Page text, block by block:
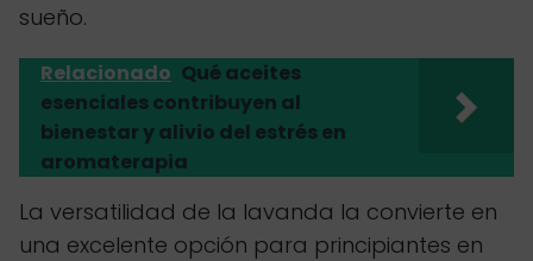
sueño.
Relacionado Qué aceites
esenciales contribuyen al
bienestar y alivio del estrés en
aromaterapia
La versatilidad de la lavanda la convierte en
una excelente opción para principiantes en